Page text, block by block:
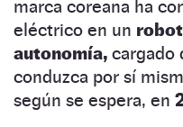
marca coreana ha
eléctrico en un
autonomía, cargado
conduzca por sí
según se espera, en